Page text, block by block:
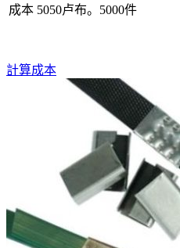
成本 5050卢布。5000件
計算成本